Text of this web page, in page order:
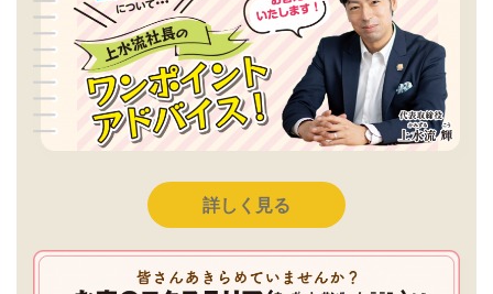
詳しく見る